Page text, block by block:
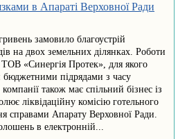
в Апараті Верховної Ради
замовило благоустрій
на двох земельних ділянках. Роботи
«Синергія Протек», для якого
підрядами з часу
також має спільний бізнес із
ліквідаційну комісію готельного
справами Апарату Верховної Ради.
в електронній...